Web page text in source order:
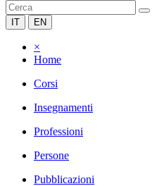
IT EN
×
Home
Corsi
Insegnamenti
Professioni
Persone
Pubblicazioni